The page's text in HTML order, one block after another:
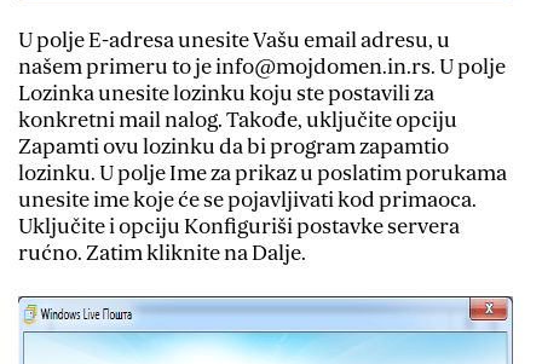
U polje E-adresa unesite Vašu email adresu, u
našem primeru to je info@mojdomen.in.rs. U polje
Lozinka unesite lozinku koju ste postavili za
konkretni mail nalog. Takođe, uključite opciju
Zapamti ovu lozinku da bi program zapamtio
lozinku. U polje Ime za prikaz u poslatim porukama
unesite ime koje će se pojavljivati kod primaoca.
Uključite i opciju Konfiguriši postavke servera
rućno. Zatim kliknite na Dalje.